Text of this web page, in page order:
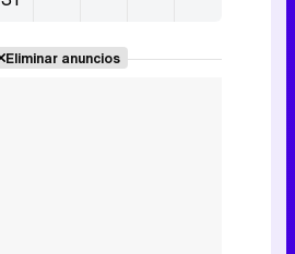
Eliminar anuncios